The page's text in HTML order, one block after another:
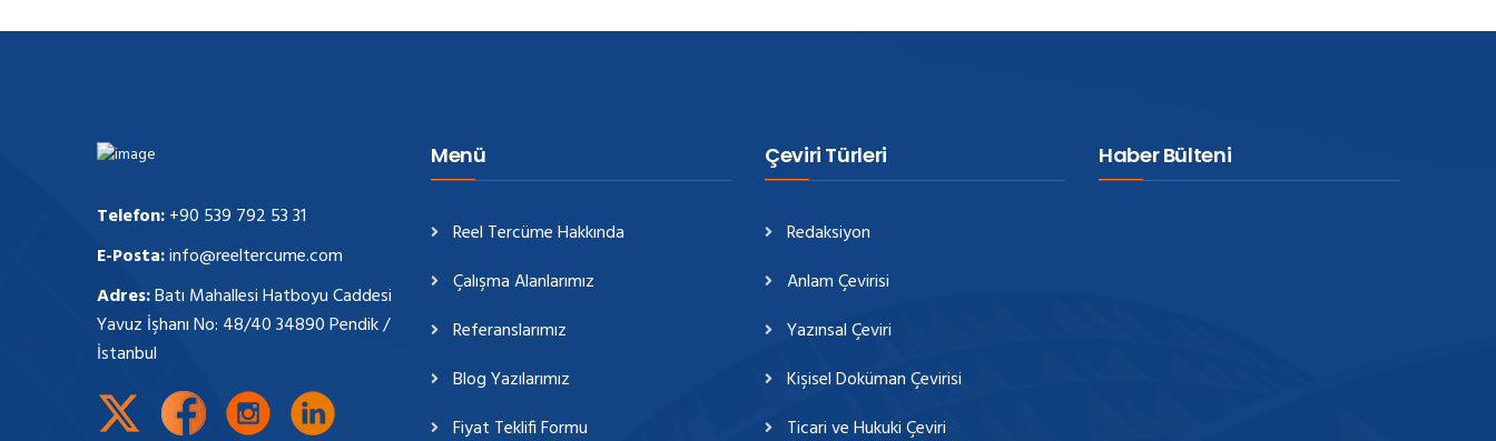
Telefon:+90 539 792 53 31
E-Posta:info@reeltercume.com
Adres:Batı Mahallesi Hatboyu Caddesi
Yavuz İşhanı No: 48/40 34890 Pendik /
İstanbul
Menü
Reel Tercüme Hakkında
Çalışma Alanlarımız
Referanslarımız
Blog Yazılarımız
Fiyat Teklifi Formu
Çeviri Türleri
Redaksiyon
Anlam Çevirisi
Yazınsal Çeviri
Kişisel Doküman Çevirisi
Ticari ve Hukuki Çeviri
Haber Bülteni